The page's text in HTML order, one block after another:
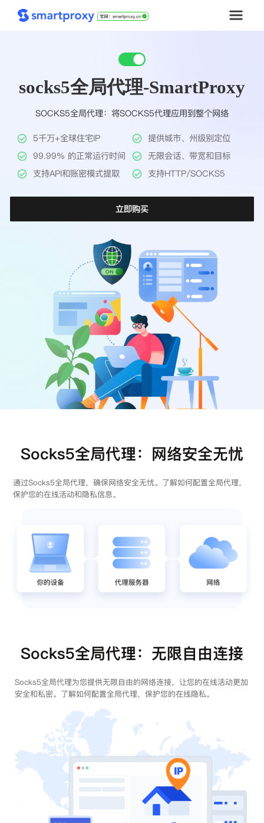
套餐购买
解决方案
工具
帮助中心
socks5全局代理-SmartProxy
SOCKS5全局代理：将SOCKS5代理应用到整个网络
5千万+全球住宅IP
提供城市、州级别定位
99.99% 的正常运行时间
无限会话、带宽和目标
支持API和账密模式提取
支持HTTP/SOCKS5
立即购买
Socks5全局代理：网络安全无忧
通过Socks5全局代理，确保网络安全无忧。了解如何配置全局代理，
保护您的在线活动和隐私信息。
Socks5全局代理：无限自由连接
Socks5全局代理为您提供无限自由的网络连接，让您的在线活动更加
安全和私密。了解如何配置全局代理，保护您的在线隐私。